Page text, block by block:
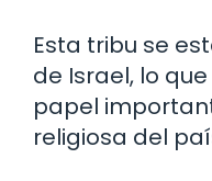
Esta tribu se
de Israel, lo
papel
religiosa del